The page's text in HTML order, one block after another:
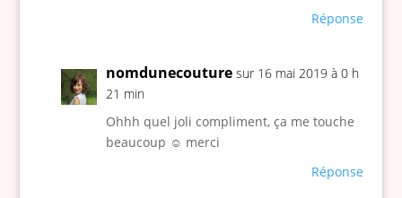
Réponse
nomdunecouture sur 16 mai 2019 à 0 h
21 min
Ohhh quel joli compliment, ça me touche
beaucoup ☺️ merci
Réponse